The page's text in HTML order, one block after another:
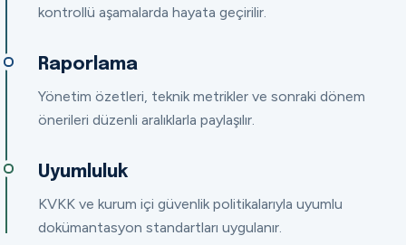
kontrollü aşamalarda hayata geçirilir.
Raporlama
Yönetim özetleri, teknik metrikler ve sonraki dönem
önerileri düzenli aralıklarla paylaşılır.
Uyumluluk
KVKK ve kurum içi güvenlik politikalarıyla uyumlu
dokümantasyon standartları uygulanır.